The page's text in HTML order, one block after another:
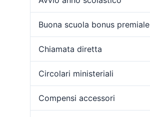
Buona scuola bonus premiale
Chiamata diretta
Circolari ministeriali
Compensi accessori